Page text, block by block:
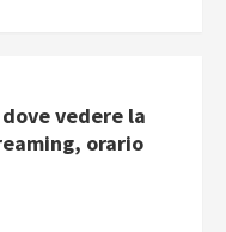
vedere la
orario